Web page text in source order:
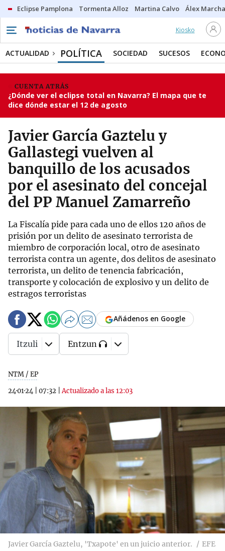
Eclipse Pamplona Tormenta Alloz Martina Calvo Álex
Kiosko
ACTUALIDAD POLÍTICA SOCIEDAD SUCESOS
CUENTA ATRÁS
¿Dónde ver el eclipse total en Navarra? El mapa que te
dice dónde estar el 12 de agosto
Javier García Gaztelu y
Gallastegi vuelven al
banquillo de los acusados
por el asesinato del concejal
del PP Manuel Zamarreño
La Fiscalía pide para cada uno de ellos 120 años de
prisión por un delito de asesinato terrorista de
miembro de corporación local, otro de asesinato
terrorista contra un agente, dos delitos de asesinato
terrorista, un delito de tenencia fabricación,
transporte y colocación de explosivo y un delito de
estragos terroristas
NTM / EP
24·01·24
07:32 |Actualizado a las 12:03
Añádenos en Google
Itzuli Entzun
Javier García Gaztelu, 'Txapote' en un juicio anterior. EFE